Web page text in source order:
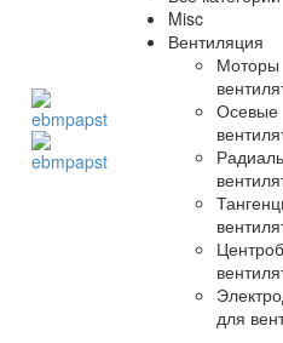
Misc
Вентиляция
Моторы
Осевые
для